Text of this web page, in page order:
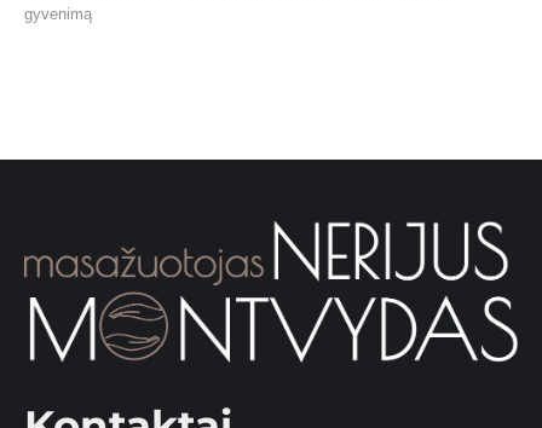
gyvenimą